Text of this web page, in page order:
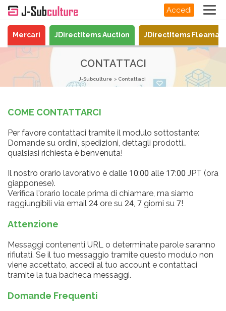
Accedi
Mercari JDirectItems Auction JDirectItems
CONTATTACI
J-Subculture Contattaci
COME CONTATTARCI
Per favore contattaci tramite il modulo sottostante:
Domande su ordini, spedizioni, dettagli prodotti…
qualsiasi richiesta è benvenuta!
Il nostro orario lavorativo è dalle 10:00 alle 17:00 JPT (ora
giapponese).
Verifica l'orario locale prima di chiamare, ma siamo
raggiungibili via email 24 ore su 24, 7 giorni su 7!
Attenzione
Messaggi contenenti URL o determinate parole saranno
rifiutati. Se il tuo messaggio tramite questo modulo non
viene accettato, accedi al tuo account e contattaci
tramite la tua bacheca messaggi.
Domande Frequenti